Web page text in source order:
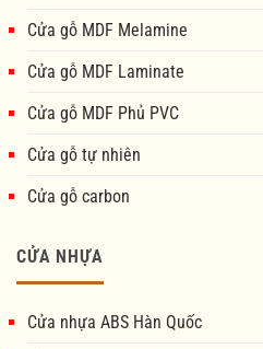
Cửa gỗ MDF Melamine
Cửa gỗ MDF Laminate
Cửa gỗ MDF Phủ PVC
Cửa gỗ tự nhiên
Cửa gỗ carbon
CỬA NHỰA
Cửa nhựa ABS Hàn Quốc